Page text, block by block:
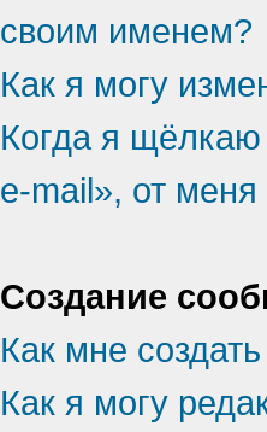
своим именем?
Как я могу
Когда я
e-mail», от
Создание
Как мне
Как я могу